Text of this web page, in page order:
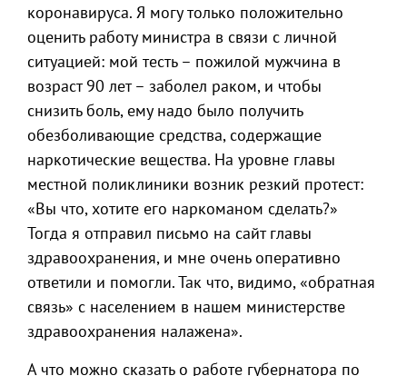
коронавируса. Я могу только положительно
оценить работу министра в связи с личной
ситуацией: мой тесть – пожилой мужчина в
возраст 90 лет – заболел раком, и чтобы
снизить боль, ему надо было получить
обезболивающие средства, содержащие
наркотические вещества. На уровне главы
местной поликлиники возник резкий протест:
«Вы что, хотите его наркоманом сделать?»
Тогда я отправил письмо на сайт главы
здравоохранения, и мне очень оперативно
ответили и помогли. Так что, видимо, «обратная
связь» с населением в нашем министерстве
здравоохранения налажена».
А что можно сказать о работе губернатора по